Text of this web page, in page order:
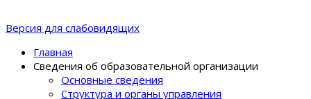
Версия для слабовидящих
Главная
Сведения об образовательной организации
Основные сведения
Структура и органы управления